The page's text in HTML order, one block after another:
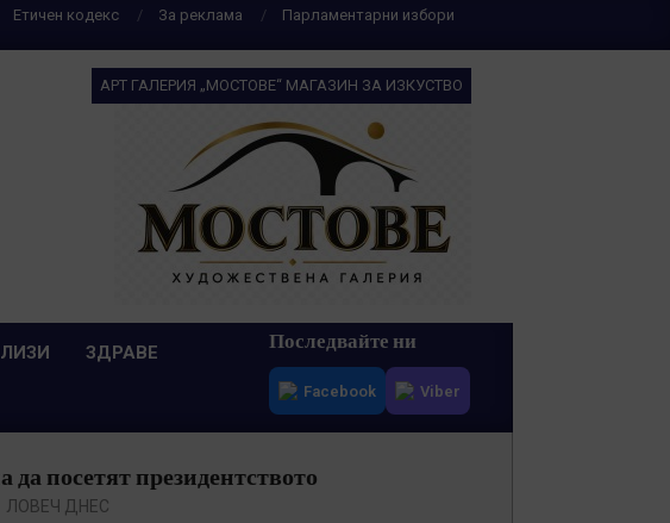
Етичен кодекс За реклама
Парламентарни избори
АРТ ГАЛЕРИЯ „МОСТОВЕ“ МАГАЗИН ЗА ИЗКУСТВО
ЗДРАВЕ Последвайте ни
Facebook Viber
посетят президентството
ЛОВЕЧ ДНЕС